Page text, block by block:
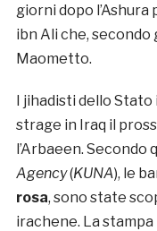
giorni dopo
ibn Ali che, secondo
Maometto.
I jihadisti dello
strage in Iraq il
l’Arbaeen.
Agency(KUNA), le
rosa, sono state
irachene. La